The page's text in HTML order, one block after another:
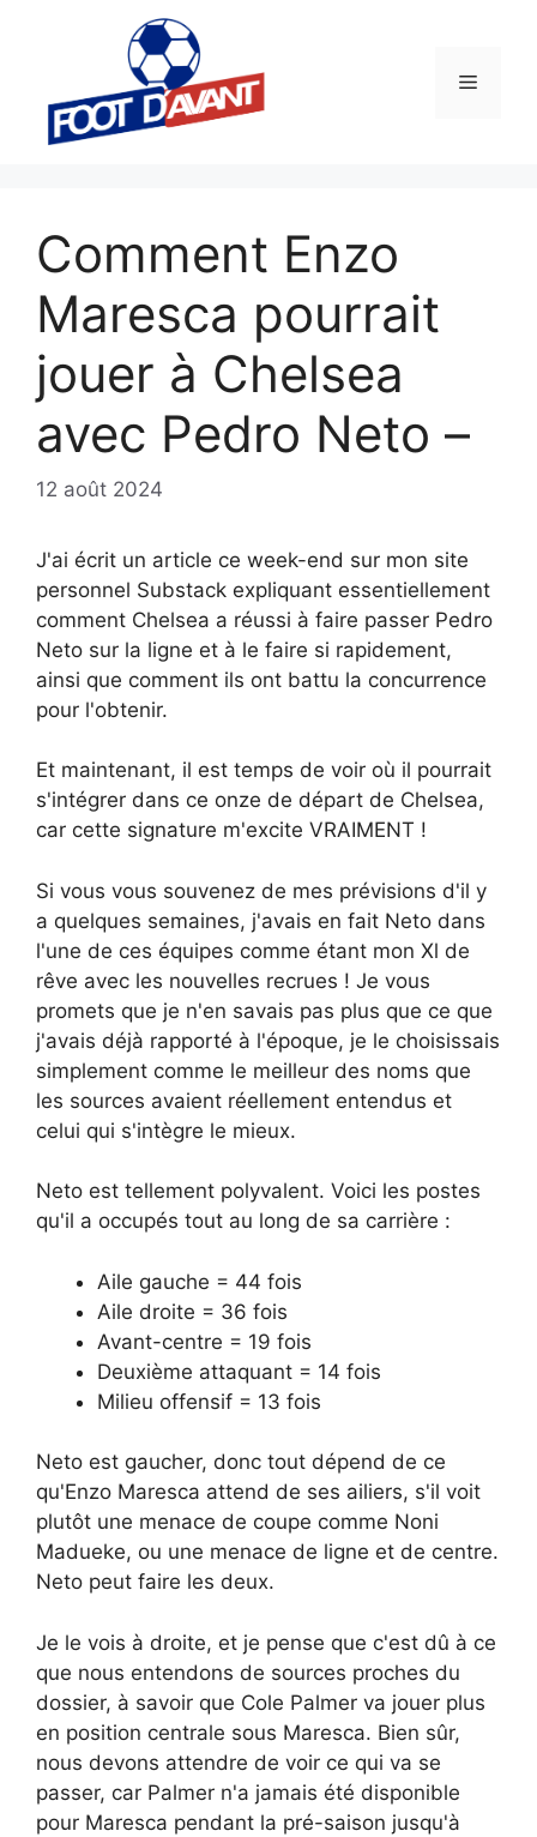
Menu
Comment Enzo
Maresca pourrait
jouer à Chelsea
avec Pedro Neto –
12 août 2024
J'ai écrit un article ce week-end sur mon site
personnel Substack expliquant essentiellement
comment Chelsea a réussi à faire passer Pedro
Neto sur la ligne et à le faire si rapidement,
ainsi que comment ils ont battu la concurrence
pour l'obtenir.
Et maintenant, il est temps de voir où il pourrait
s'intégrer dans ce onze de départ de Chelsea,
car cette signature m'excite VRAIMENT !
Si vous vous souvenez de mes prévisions d'il y
a quelques semaines, j'avais en fait Neto dans
l'une de ces équipes comme étant mon Xl de
rêve avec les nouvelles recrues ! Je vous
promets que je n'en savais pas plus que ce que
j'avais déjà rapporté à l'époque, je le choisissais
simplement comme le meilleur des noms que
les sources avaient réellement entendus et
celui qui s'intègre le mieux.
Neto est tellement polyvalent. Voici les postes
qu'il a occupés tout au long de sa carrière :
Aile gauche = 44 fois
Aile droite = 36 fois
Avant-centre = 19 fois
Deuxième attaquant = 14 fois
Milieu offensif = 13 fois
Neto est gaucher, donc tout dépend de ce
qu'Enzo Maresca attend de ses ailiers, s'il voit
plutôt une menace de coupe comme Noni
Madueke, ou une menace de ligne et de centre.
Neto peut faire les deux.
Je le vois à droite, et je pense que c'est dû à ce
que nous entendons de sources proches du
dossier, à savoir que Cole Palmer va jouer plus
en position centrale sous Maresca. Bien sûr,
nous devons attendre de voir ce qui va se
passer, car Palmer n'a jamais été disponible
pour Maresca pendant la pré-saison jusqu'à